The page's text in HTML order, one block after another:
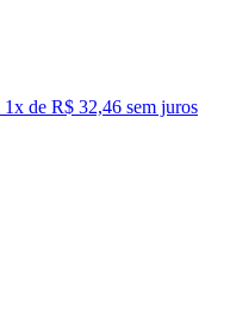
1x de R$ 32,46 sem juros